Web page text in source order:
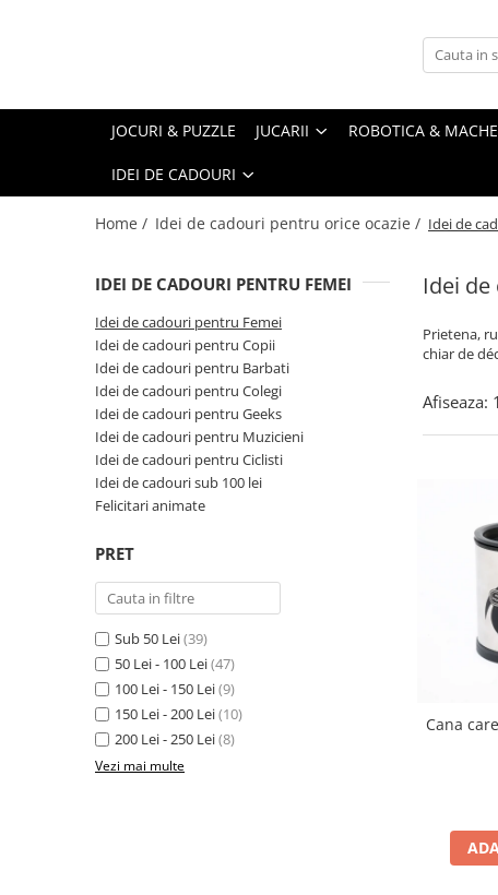
Jucarii de plus
Kendama & Juggling
Fidget Spinner
Kendama Custom
Pill Kendama & RingDama
Plastilina inteligenta
Tricouri de colorat
Seturi de constructii magnetice
Decoratiuni & Accesorii living
Postere & Tablouri
Presuri intrare
Idei de cadouri pentru Barbati
Idei de cadouri pentru Colegi
Idei de cadouri pentru Muzicieni
Idei de cadouri pentru Ciclisti
Idei de cadouri sub 100 lei
Felicitari animate
JOCURI & PUZZLE JUCARII ROBOTICA &
IDEI DE CADOURI
Home / Idei de cadouri pentru orice ocazie / Idei de
Idei
Prietena,
chiar de
IDEI DE CADOURI PENTRU FEMEI
Idei de cadouri pentru Femei
Idei de cadouri pentru Copii
Idei de cadouri pentru Barbati
Idei de cadouri pentru Colegi
Idei de cadouri pentru Geeks
Idei de cadouri pentru Muzicieni
Idei de cadouri pentru Ciclisti
Idei de cadouri sub 100 lei
Felicitari animate
PRET
Sub 50 Lei(39)
50 Lei - 100 Lei(47)
100 Lei - 150 Lei(9)
150 Lei - 200 Lei(10)
200 Lei - 250 Lei(8)
Vezi mai multe
Afiseaza:
Cana